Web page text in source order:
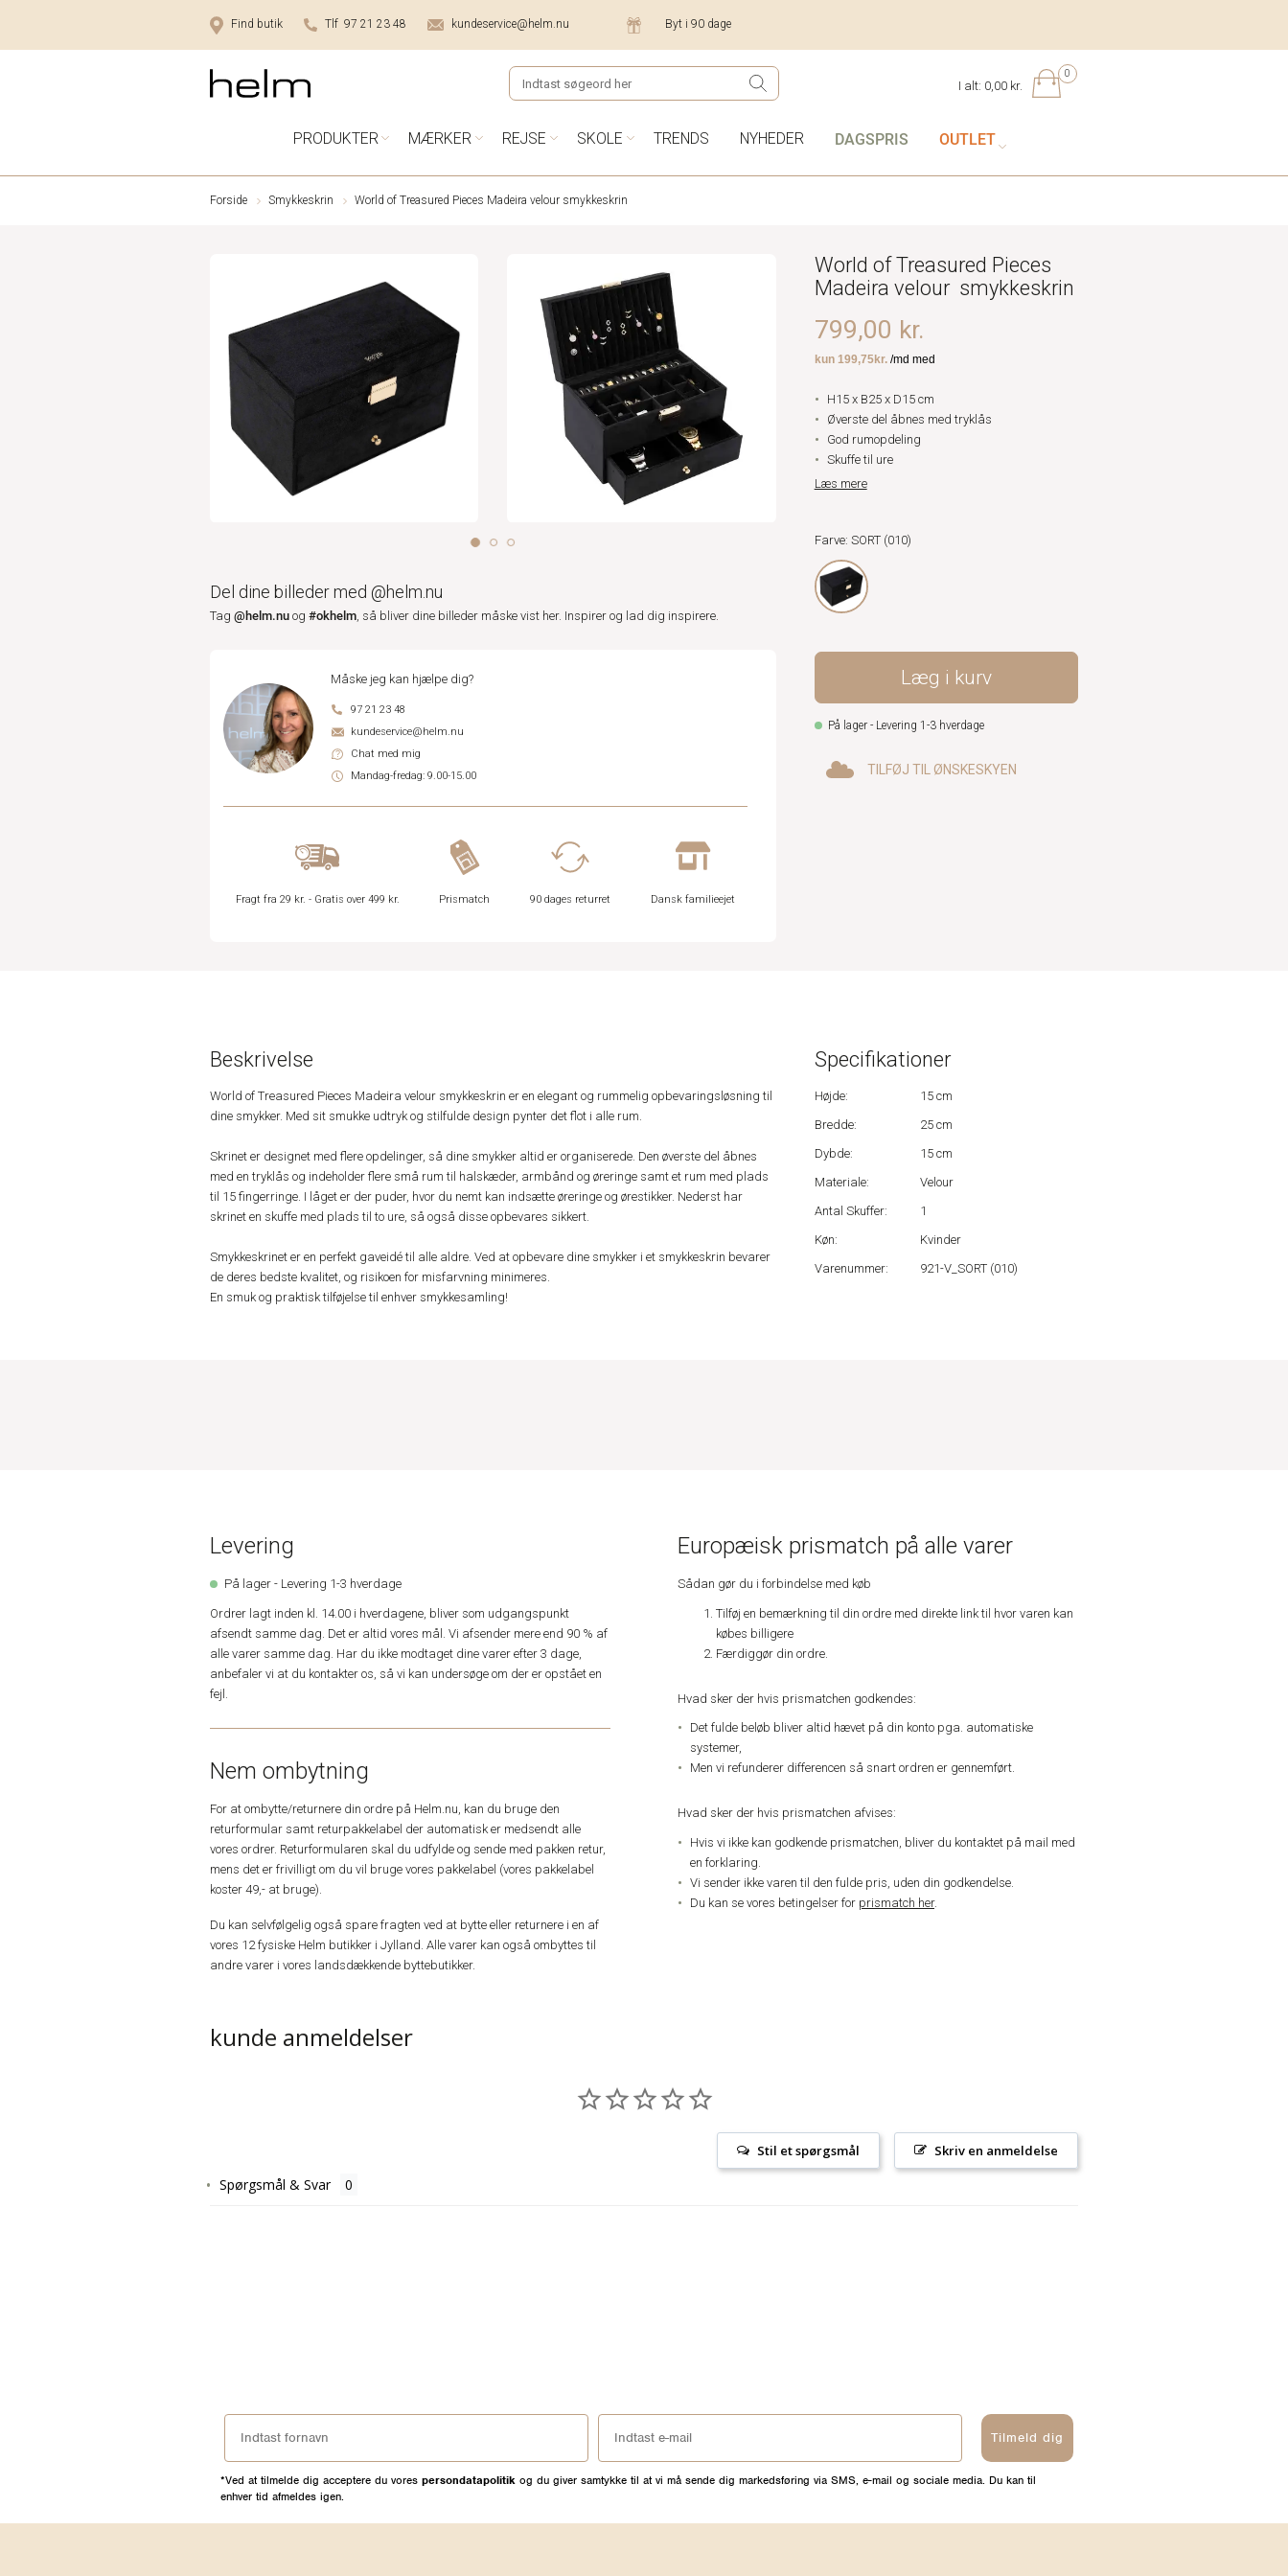
Find butik Tlf 97 21 23 48 kundeservice@helm.nu Byt i 90 dage
0
I alt: 0,00 kr.
PRODUKTER MÆRKER REJSE SKOLE TRENDS NYHEDER DAGSPRIS OUTLET
Forside Smykkeskrin World of Treasured Pieces Madeira velour smykkeskrin
Del dine billeder med @helm.nu
Tag @helm.nu og #okhelm, så bliver dine billeder måske vist her. Inspirer og lad dig inspirere.
Måske jeg kan hjælpe dig?
97 21 23 48
kundeservice@helm.nu
Chat med mig
Mandag-fredag: 9.00-15.00
Fragt fra 29 kr. - Gratis over 499 kr. Prismatch 90 dages returret Dansk familieejet
World of Treasured Pieces
Madeira velour smykkeskrin
799,00 kr.
H15 x B25 x D15 cm
Øverste del åbnes med tryklås
God rumopdeling
Skuffe til ure
Læs mere
Farve: SORT (010)
Læg i kurv
På lager - Levering 1-3 hverdage
TILFØJ TIL ØNSKESKYEN
Beskrivelse
World of Treasured Pieces Madeira velour smykkeskrin er en elegant og rummelig opbevaringsløsning til
dine smykker. Med sit smukke udtryk og stilfulde design pynter det flot i alle rum.
Skrinet er designet med flere opdelinger, så dine smykker altid er organiserede. Den øverste del åbnes
med en tryklås og indeholder flere små rum til halskæder, armbånd og øreringe samt et rum med plads
til 15 fingerringe. I låget er der puder, hvor du nemt kan indsætte øreringe og ørestikker. Nederst har
skrinet en skuffe med plads til to ure, så også disse opbevares sikkert.
Smykkeskrinet er en perfekt gaveidé til alle aldre. Ved at opbevare dine smykker i et smykkeskrin bevarer
de deres bedste kvalitet, og risikoen for misfarvning minimeres.
En smuk og praktisk tilføjelse til enhver smykkesamling!
Specifikationer
Højde:
15 cm
Bredde:
25 cm
Dybde:
15 cm
Materiale:
Velour
Antal Skuffer:
1
Køn:
Kvinder
Varenummer:
921-V_SORT (010)
Levering
På lager - Levering 1-3 hverdage
Ordrer lagt inden kl. 14.00 i hverdagene, bliver som udgangspunkt
afsendt samme dag. Det er altid vores mål. Vi afsender mere end 90 % af
alle varer samme dag. Har du ikke modtaget dine varer efter 3 dage,
anbefaler vi at du kontakter os, så vi kan undersøge om der er opstået en
fejl.
Nem ombytning
For at ombytte/returnere din ordre på Helm.nu, kan du bruge den
returformular samt returpakkelabel der automatisk er medsendt alle
vores ordrer. Returformularen skal du udfylde og sende med pakken retur,
mens det er frivilligt om du vil bruge vores pakkelabel (vores pakkelabel
koster 49,- at bruge).
Du kan selvfølgelig også spare fragten ved at bytte eller returnere i en af
vores 12 fysiske Helm butikker i Jylland. Alle varer kan også ombyttes til
andre varer i vores landsdækkende byttebutikker.
Europæisk prismatch på alle varer
Sådan gør du i forbindelse med køb
Tilføj en bemærkning til din ordre med direkte link til hvor varen kan
købes billigere
Færdiggør din ordre.
Hvad sker der hvis prismatchen godkendes:
Det fulde beløb bliver altid hævet på din konto pga. automatiske
systemer,
Men vi refunderer differencen så snart ordren er gennemført.
Hvad sker der hvis prismatchen afvises:
Hvis vi ikke kan godkende prismatchen, bliver du kontaktet på mail med
en forklaring.
Vi sender ikke varen til den fulde pris, uden din godkendelse.
Du kan se vores betingelser for prismatch her.
kunde anmeldelser
Skriv en anmeldelse
Stil et spørgsmål
Spørgsmål & Svar
Tilmeld dig
*Ved at tilmelde dig acceptere du vores persondatapolitik og du giver samtykke til at vi må sende dig markedsføring via SMS, e-mail og sociale media. Du kan til
enhver tid afmeldes igen.